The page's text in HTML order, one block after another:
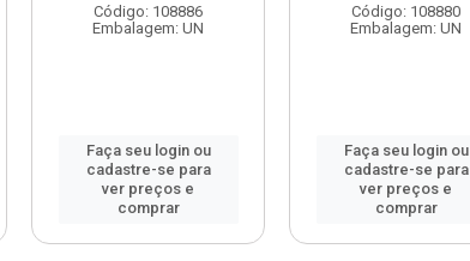
Código: 108886
Embalagem: UN
Faça seu login ou
cadastre-se para
ver preços e
comprar
Código: 108880
Embalagem: UN
Faça seu login ou
cadastre-se para
ver preços e
comprar